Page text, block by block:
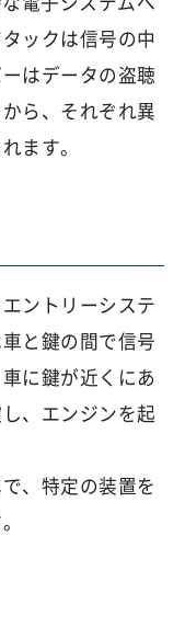
ックは信号の中
はデータの盗聴
ら、それぞれ異
ます。
ントリーシステ
と鍵の間で信号
に鍵が近くにあ
、エンジンを起
、特定の装置を